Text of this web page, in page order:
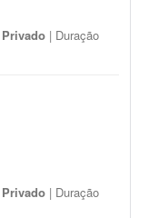
Privado | Duração
Privado | Duração